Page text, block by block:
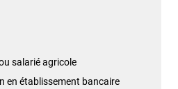
salarié agricole
en établissement bancaire